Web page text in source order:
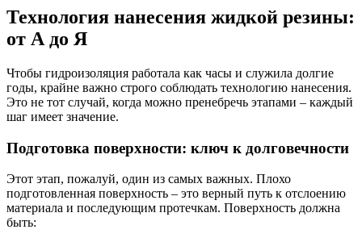
Технология нанесения жидкой резины:
от А до Я
Чтобы гидроизоляция работала как часы и служила долгие
годы, крайне важно строго соблюдать технологию нанесения.
Это не тот случай, когда можно пренебречь этапами – каждый
шаг имеет значение.
Подготовка поверхности: ключ к долговечности
Этот этап, пожалуй, один из самых важных. Плохо
подготовленная поверхность – это верный путь к отслоению
материала и последующим протечкам. Поверхность должна
быть: